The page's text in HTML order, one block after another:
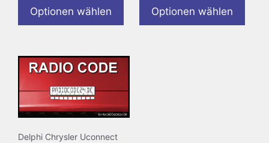
Optionen wählen Optionen wählen
Delphi Chrysler Uconnect